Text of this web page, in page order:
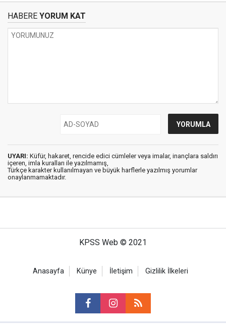
HABERE YORUM KAT
UYARI: Küfür, hakaret, rencide edici cümleler veya imalar, inançlara saldırı
içeren, imla kuralları ile yazılmamış,
Türkçe karakter kullanılmayan ve büyük harflerle yazılmış yorumlar
onaylanmamaktadır.
KPSS Web © 2021
Anasayfa Künye İletişim Gizlilik İlkeleri